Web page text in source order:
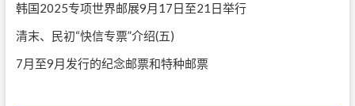
韩国2025专项世界邮展9月17日至21日举行
清末、民初“快信专票”介绍(五)
7月至9月发行的纪念邮票和特种邮票